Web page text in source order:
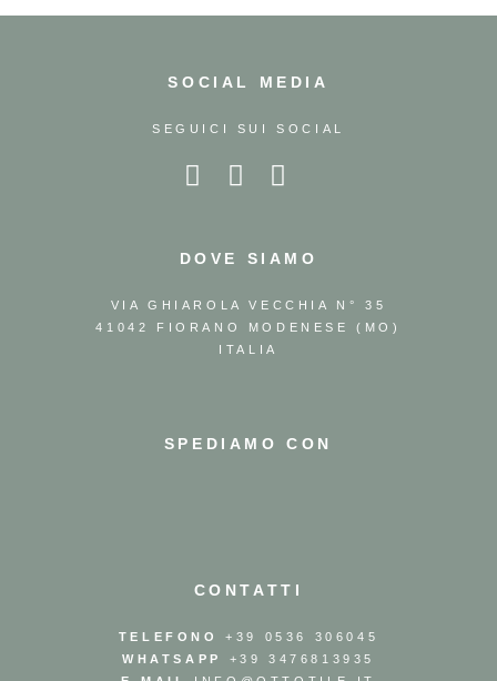
SOCIAL MEDIA
SEGUICI SUI SOCIAL
DOVE SIAMO
VIA GHIAROLA VECCHIA N° 35
41042 FIORANO MODENESE (MO)
ITALIA
SPEDIAMO CON
CONTATTI
TELEFONO
+39 0536 306045
WHATSAPP
+39 3476813935